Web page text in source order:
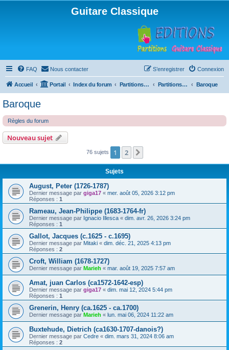
Guitare Classique
FAQ Nous contacter Connexion
S’enregistrer
Accueil Portail Index du forum Partitions pour guitare en libre téléchargement Partitions classées par compositeur Baroque
Baroque
Règles du forum
Nouveau sujet
76 sujets 1 2
Sujets
August, Peter (1726-1787)
Dernier message par giga17 « mer. août 05, 2026 3:12 pm
Réponses : 1
Rameau, Jean-Philippe (1683-1764-fr)
Dernier message par Ignacio Illesca « dim. avr. 26, 2026 3:24 pm
Réponses : 1
Gallot, Jacques (c.1625 - c.1695)
Dernier message par Mitaki « dim. déc. 21, 2025 4:13 pm
Réponses : 2
Croft, William (1678-1727)
Dernier message par Marieh « mar. août 19, 2025 7:57 am
Amat, juan Carlos (ca1572-1642-esp)
Dernier message par giga17 « dim. mai 12, 2024 5:44 pm
Réponses : 1
Grenerin, Henry (ca.1625 - ca.1700)
Dernier message par Marieh « lun. mai 06, 2024 11:22 am
Buxtehude, Dietrich (ca1630-1707-danois?)
Dernier message par Cedre « dim. mars 31, 2024 8:06 am
Réponses : 2